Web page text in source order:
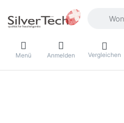
Menü Anmelden Vergleichen